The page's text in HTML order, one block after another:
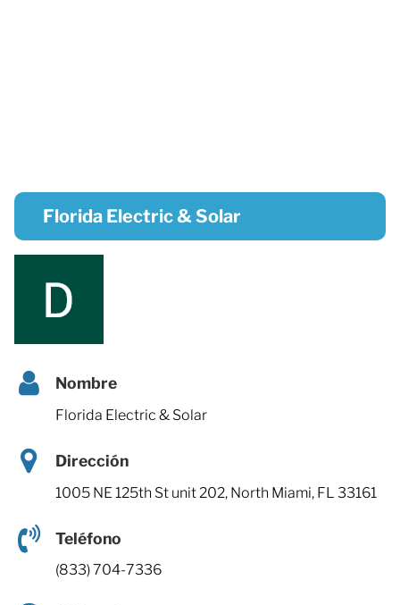
Florida Electric & Solar
Nombre
Florida Electric & Solar
Dirección
1005 NE 125th St unit 202, North Miami, FL 33161
Teléfono
(833) 704-7336